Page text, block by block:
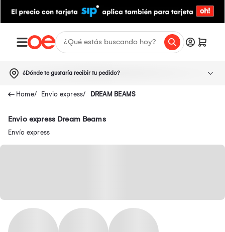
¿Dónde te gustaría recibir tu pedido?
Envio express DREAM BEAMS
Envio express Dream Beams
Envío express